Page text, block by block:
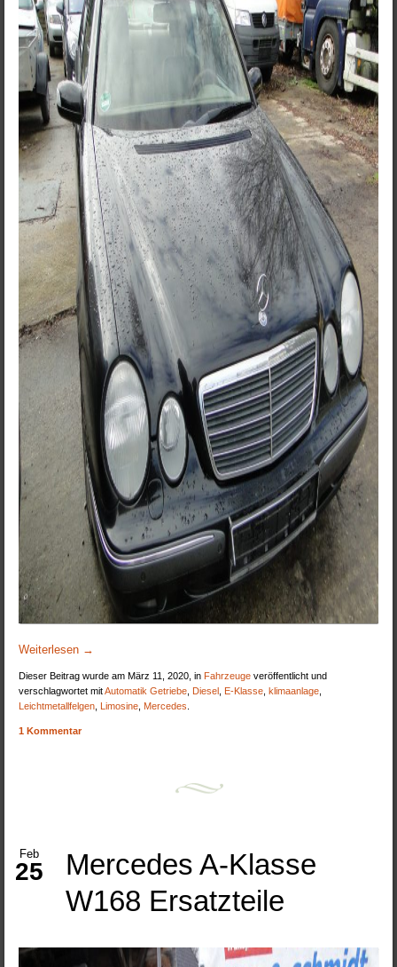
Weiterlesen →
Dieser Beitrag wurde am März 11, 2020, in Fahrzeuge veröffentlicht und
verschlagwortet mitAutomatik Getriebe Diesel E-Klasse ,klimaanlage
Leichtmetallfelgen Limosine Mercedes
1 Kommentar
Mercedes A-Klasse
W168 Ersatzteile
Feb
25